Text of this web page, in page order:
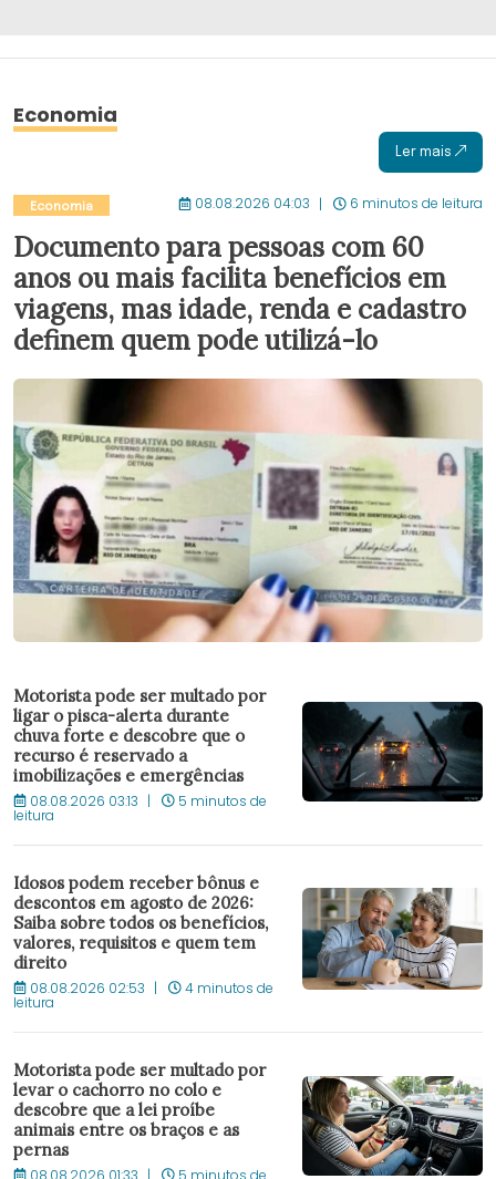
Economia
Ler mais
Economia 08.08.2026 04:03 6 minutos de leitura
Documento para pessoas com 60
anos ou mais facilita benefícios em
viagens, mas idade, renda e cadastro
definem quem pode utilizá-lo
Motorista pode ser multado por
ligar o pisca-alerta durante
chuva forte e descobre que o
recurso é reservado a
imobilizações e emergências
08.08.2026 03:13 5 minutos de
leitura
Idosos podem receber bônus e
descontos em agosto de 2026:
Saiba sobre todos os benefícios,
valores, requisitos e quem tem
direito
08.08.2026 02:53 4 minutos de
leitura
Motorista pode ser multado por
levar o cachorro no colo e
descobre que a lei proíbe
animais entre os braços e as
pernas
08.08.2026 01:33 5 minutos de